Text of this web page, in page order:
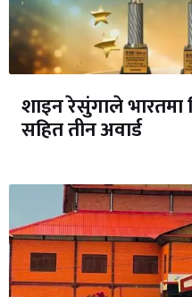
शाइन रेसुंगाले
सहित तीन अवार्ड